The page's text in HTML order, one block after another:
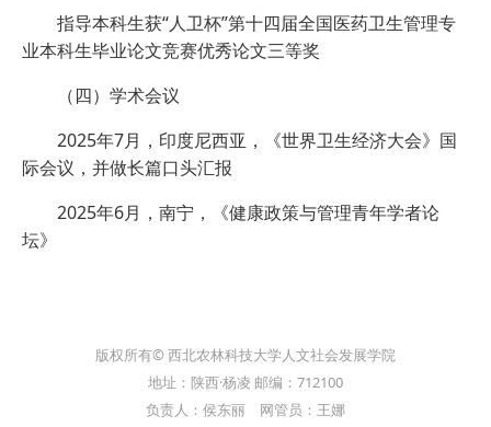
指导本科生获“人卫杯”第十四届全国医药卫生管理专
业本科生毕业论文竞赛优秀论文三等奖
（四）学术会议
2025年7月，印度尼西亚，《世界卫生经济大会》国
际会议，并做长篇口头汇报
2025年6月，南宁，《健康政策与管理青年学者论
坛》
版权所有© 西北农林科技大学人文社会发展学院
地址：陕西·杨凌 邮编：712100
负责人：侯东丽 网管员：王娜